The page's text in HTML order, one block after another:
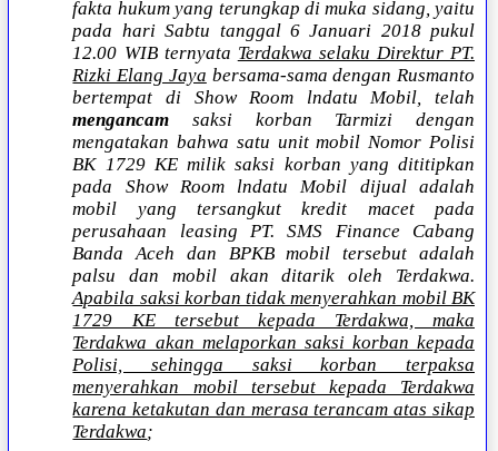
fakta hukum yang terungkap di muka sidang, yaitu
pada hari Sabtu tanggal 6 Januari 2018 pukul
12.00 WIB ternyata Terdakwa selaku Direktur PT.
Rizki Elang Jaya bersama-sama dengan Rusmanto
bertempat di Show Room lndatu Mobil, telah
mengancam saksi korban Tarmizi dengan
mengatakan bahwa satu unit mobil Nomor Polisi
BK 1729 KE milik saksi korban yang dititipkan
pada Show Room lndatu Mobil dijual adalah
mobil yang tersangkut kredit macet pada
perusahaan leasing PT. SMS Finance Cabang
Banda Aceh dan BPKB mobil tersebut adalah
palsu dan mobil akan ditarik oleh Terdakwa.
Apabila saksi korban tidak menyerahkan mobil BK
1729 KE tersebut kepada Terdakwa, maka
Terdakwa akan melaporkan saksi korban kepada
Polisi, sehingga saksi korban terpaksa
menyerahkan mobil tersebut kepada Terdakwa
karena ketakutan dan merasa terancam atas sikap
Terdakwa;